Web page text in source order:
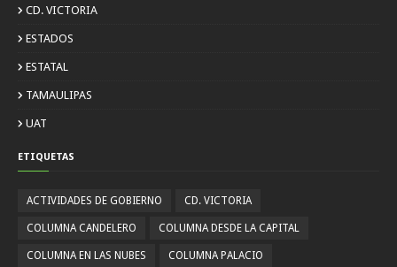
CD. VICTORIA
ESTADOS
ESTATAL
TAMAULIPAS
UAT
ETIQUETAS
ACTIVIDADES DE GOBIERNO CD. VICTORIA
COLUMNA CANDELERO COLUMNA DESDE LA CAPITAL
COLUMNA EN LAS NUBES COLUMNA PALACIO